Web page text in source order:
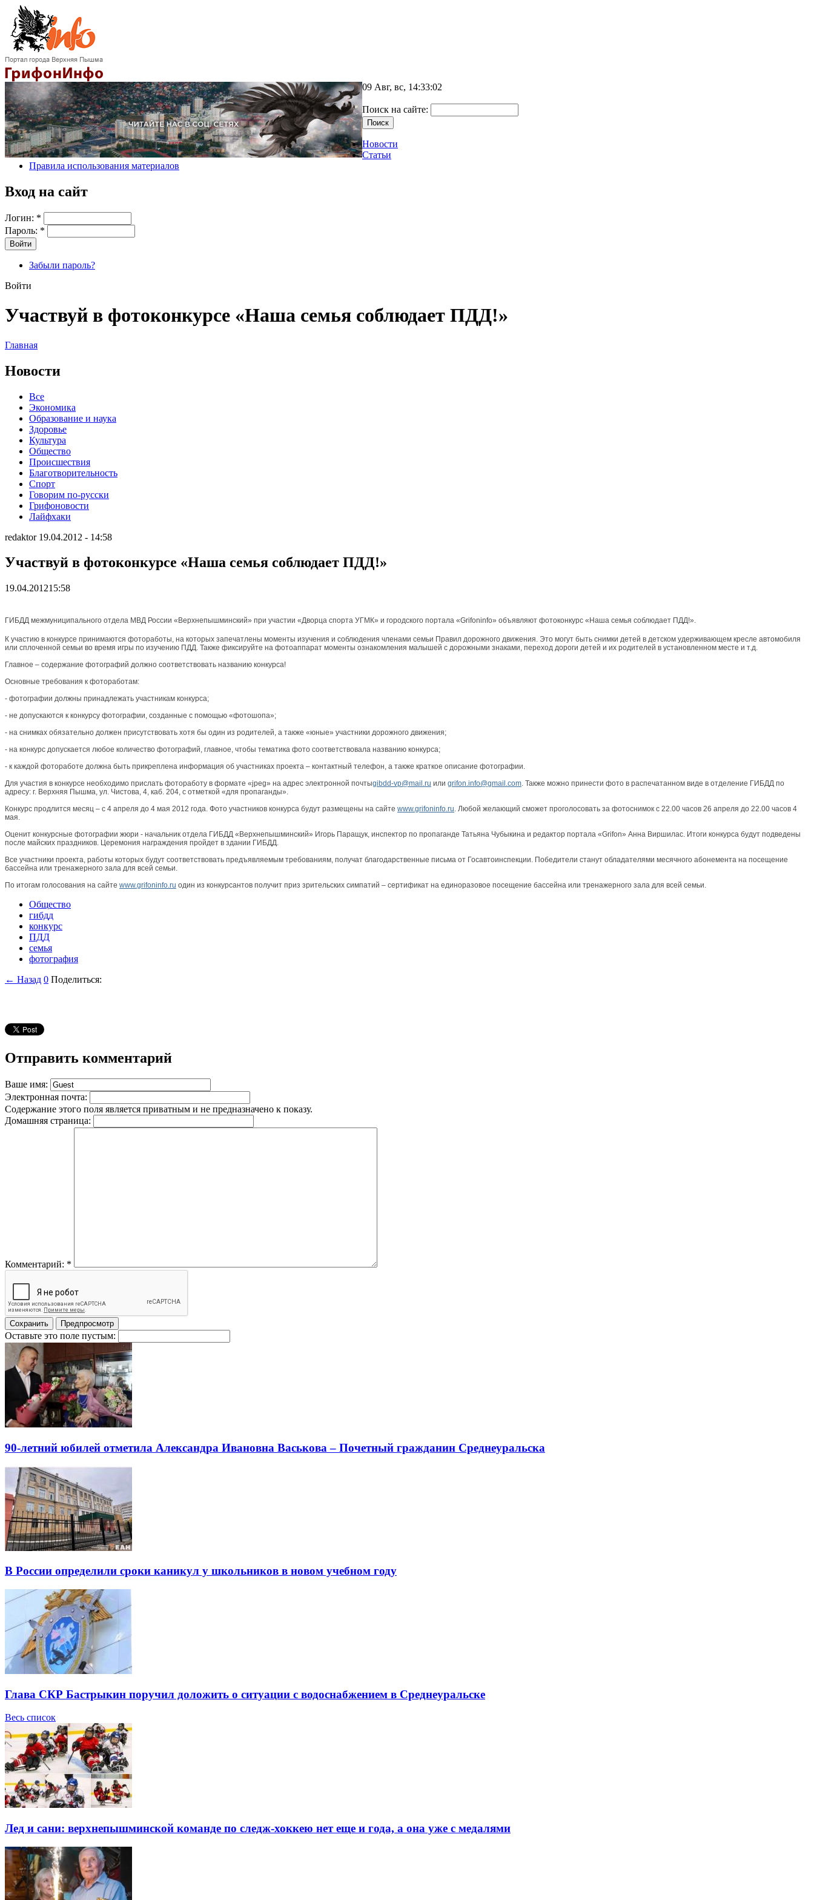
09 Авг, вс, 14:33:02
Поиск на сайте:
Новости
Статьи
Правила использования материалов
Вход на сайт
Логин: *
Пароль: *
Забыли пароль?
Войти
Участвуй в фотоконкурсе «Наша семья соблюдает ПДД!»
Главная
Новости
Все
Экономика
Образование и наука
Здоровье
Культура
Общество
Происшествия
Благотворительность
Спорт
Говорим по-русски
Грифоновости
Лайфхаки
redaktor 19.04.2012 - 14:58
Участвуй в фотоконкурсе «Наша семья соблюдает ПДД!»
19.04.201215:58
ГИБДД межмуниципального отдела МВД России «Верхнепышминский» при участии «Дворца спорта УГМК» и городского портала «Grifoninfo» объявляют фотоконкурс «Наша семья соблюдает ПДД!».
К участию в конкурсе принимаются фотоработы, на которых запечатлены моменты изучения и соблюдения членами семьи Правил дорожного движения. Это могут быть снимки детей в детском удерживающем кресле автомобиля
или сплоченной семьи во время игры по изучению ПДД. Также фиксируйте на фотоаппарат моменты ознакомления малышей с дорожными знаками, переход дороги детей и их родителей в установленном месте и т.д.
Главное – содержание фотографий должно соответствовать названию конкурса!
Основные требования к фотоработам:
- фотографии должны принадлежать участникам конкурса;
- не допускаются к конкурсу фотографии, созданные с помощью «фотошопа»;
- на снимках обязательно должен присутствовать хотя бы один из родителей, а также «юные» участники дорожного движения;
- на конкурс допускается любое количество фотографий, главное, чтобы тематика фото соответствовала названию конкурса;
- к каждой фотоработе должна быть прикреплена информация об участниках проекта – контактный телефон, а также краткое описание фотографии.
Для участия в конкурсе необходимо прислать фотоработу в формате «jpeg» на адрес электронной почтыgibdd-vp@mail.ru или grifon.info@gmail.com. Также можно принести фото в распечатанном виде в отделение ГИБДД по
адресу: г. Верхняя Пышма, ул. Чистова, 4, каб. 204, с отметкой «для пропаганды».
Конкурс продлится месяц – с 4 апреля до 4 мая 2012 года. Фото участников конкурса будут размещены на сайте www.grifoninfo.ru. Любой желающий сможет проголосовать за фотоснимок с 22.00 часов 26 апреля до 22.00 часов 4
мая.
Оценит конкурсные фотографии жюри - начальник отдела ГИБДД «Верхнепышминский» Игорь Паращук, инспектор по пропаганде Татьяна Чубыкина и редактор портала «Grifon» Анна Виршилас. Итоги конкурса будут подведены
после майских праздников. Церемония награждения пройдет в здании ГИБДД.
Все участники проекта, работы которых будут соответствовать предъявляемым требованиям, получат благодарственные письма от Госавтоинспекции. Победители станут обладателями месячного абонемента на посещение
бассейна или тренажерного зала для всей семьи.
По итогам голосования на сайте www.grifoninfo.ru один из конкурсантов получит приз зрительских симпатий – сертификат на единоразовое посещение бассейна или тренажерного зала для всей семьи.
Общество
гибдд
конкурс
ПДД
семья
фотография
← Назад 0 Поделиться:
Отправить комментарий
Ваше имя:
Электронная почта:
Содержание этого поля является приватным и не предназначено к показу.
Домашняя страница:
Комментарий: *
Оставьте это поле пустым:
90-летний юбилей отметила Александра Ивановна Васькова – Почетный гражданин Среднеуральска
В России определили сроки каникул у школьников в новом учебном году
Глава СКР Бастрыкин поручил доложить о ситуации с водоснабжением в Среднеуральске
Весь список
Лед и сани: верхнепышминской команде по следж-хоккею нет еще и года, а она уже с медалями